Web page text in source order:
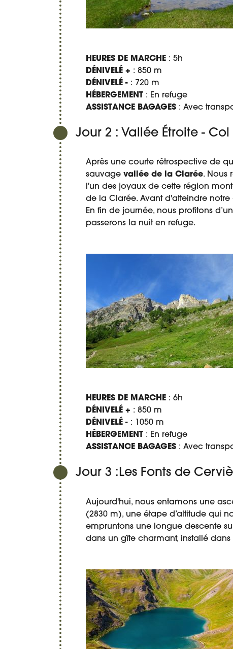
HEURES DE MARCHE : 5h
DÉNIVELÉ + : 850 m
DÉNIVELÉ - : 720 m
HÉBERGEMENT : En refuge
ASSISTANCE BAGAGES : Avec
Jour 2 : Vallée Étroite -
Après une courte rétrospective de
sauvage vallée de la Clarée. Nous
l'un des joyaux de cette région
de la Clarée. Avant d'atteindre
En fin de journée, nous profitons
passerons la nuit en refuge.
HEURES DE MARCHE : 6h
DÉNIVELÉ + : 850 m
DÉNIVELÉ - : 1050 m
HÉBERGEMENT : En refuge
ASSISTANCE BAGAGES : Avec
Jour 3 :Les Fonts de
Aujourd'hui, nous entamons une
(2830 m), une étape d’altitude qui
empruntons une longue descente
dans un gîte charmant, installé